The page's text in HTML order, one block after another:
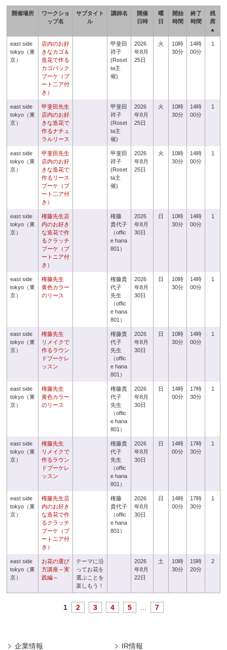
開催場所
ワークショ
ップ名
サブタイト
ル
講師名
開催
日時
曜
日
開始
時間
終了
時間
残
席
▲
east side
tokyo（東
京）
店内のお好
きなカゴ＆
造花で作る
カゴバック
ブーケ（ブ
ート二ア付
き）
甲斐田
祥子
(Roset
ta主
催)
2026
年8月
25日
火
10時
30分
14時
00分
1
east side
tokyo（東
京）
甲斐田先生
店内のお好
きな造花で
作るナチュ
ラルリース
甲斐田
祥子
(Roset
ta主
催)
2026
年8月
25日
火
10時
30分
14時
00分
1
east side
tokyo（東
京）
甲斐田先生
店内のお好
きな造花で
作るリース
ブーケ（ブ
ート二ア付
き）
甲斐田
祥子
(Roset
ta主
催)
2026
年8月
25日
火
10時
30分
14時
00分
1
east side
tokyo（東
京）
権藤先生店
内のお好き
な造花で作
るクラッチ
ブーケ（ブ
ートニア付
き）
権藤
貴代子
（offic
e hana
801）
2026
年8月
30日
日
10時
30分
14時
00分
1
east side
tokyo（東
京）
権藤先生
黄色カラー
のリース
権藤貴
代子
先生
（offic
e hana
801）
2026
年8月
30日
日
10時
30分
14時
00分
1
east side
tokyo（東
京）
権藤先生
リメイクで
作るラウン
ドブーケレ
ッスン
権藤貴
代子
先生
（offic
e hana
801）
2026
年8月
30日
日
10時
30分
14時
00分
1
east side
tokyo（東
京）
権藤先生
黄色カラー
のリース
権藤貴
代子
先生
（offic
e hana
801）
2026
年8月
30日
日
14時
00分
17時
30分
1
east side
tokyo（東
京）
権藤先生
リメイクで
作るラウン
ドブーケレ
ッスン
権藤貴
代子
先生
（offic
e hana
801）
2026
年8月
30日
日
14時
00分
17時
30分
1
east side
tokyo（東
京）
権藤先生店
内のお好き
な造花で作
るクラッチ
ブーケ（ブ
ートニア付
き）
権藤
貴代子
（offic
e hana
801）
2026
年8月
30日
日
14時
00分
17時
30分
1
east side
tokyo（東
京）
お花の選び
方講座～実
践編～
テーマに沿
ってお花を
選ぶことを
楽しもう！
2026
年8月
22日
土
10時
30分
15時
20分
2
1 2 3 4 5 7
企業情報 IR情報